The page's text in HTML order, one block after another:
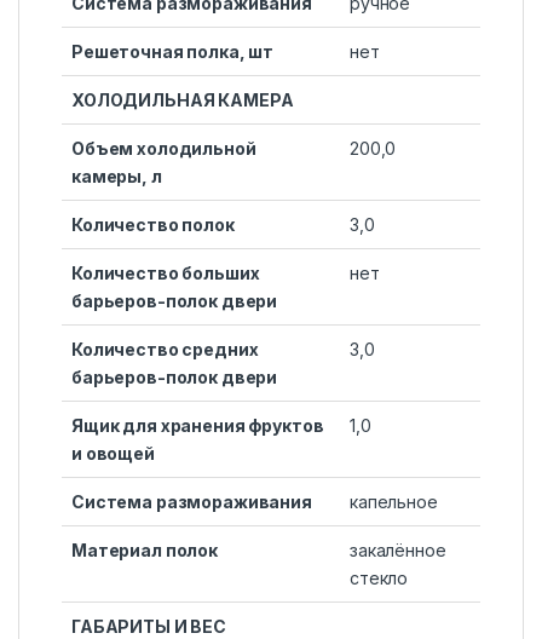
Решеточная полка, шт нет
ХОЛОДИЛЬНАЯ КАМЕРА
Объем холодильной
камеры, л
200,0
Количество полок 3,0
Количество больших
барьеров-полок двери
нет
Количество средних
барьеров-полок двери
3,0
Ящик для хранения фруктов
и овощей
1,0
Система размораживания капельное
Материал полок
закалённое
стекло
ГАБАРИТЫ И ВЕС